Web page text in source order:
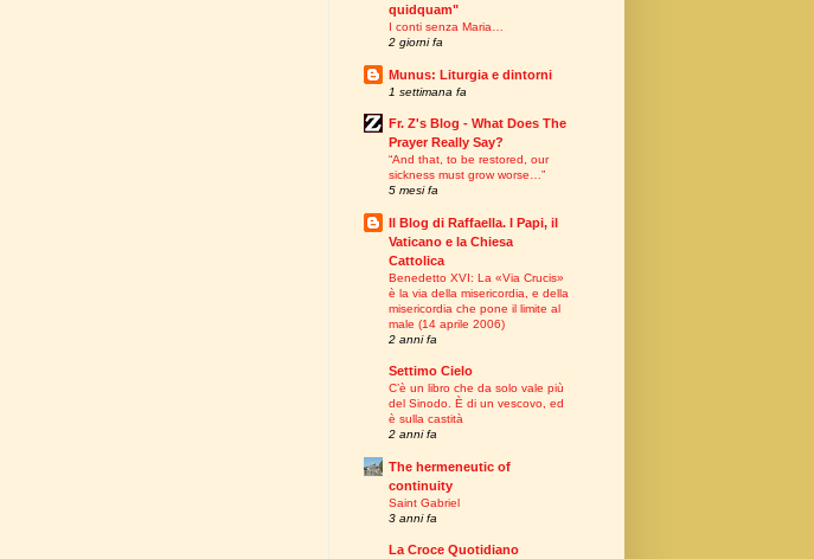
quidquam"
I conti senza Maria…
2 giorni fa
Munus: Liturgia e dintorni
1 settimana fa
Fr. Z's Blog - What Does The
Prayer Really Say?
“And that, to be restored, our
sickness must grow worse…”
5 mesi fa
Il Blog di Raffaella. I Papi, il
Vaticano e la Chiesa
Cattolica
Benedetto XVI: La «Via Crucis»
è la via della misericordia, e della
misericordia che pone il limite al
male (14 aprile 2006)
2 anni fa
Settimo Cielo
C’è un libro che da solo vale più
del Sinodo. È di un vescovo, ed
è sulla castità
2 anni fa
The hermeneutic of
continuity
Saint Gabriel
3 anni fa
La Croce Quotidiano